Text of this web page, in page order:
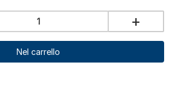
+
Nel carrello